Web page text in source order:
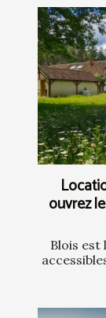
ouvrez
Blois est